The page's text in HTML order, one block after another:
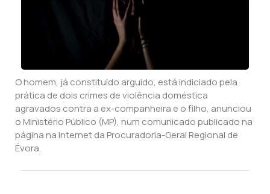
O homem, já constituído arguido, está indiciado pela
prática de dois crimes de violência doméstica
agravados contra a ex-companheira e o filho, anunciou
o Ministério Público (MP), num comunicado publicado na
página na Internet da Procuradoria-Geral Regional de
Évora.